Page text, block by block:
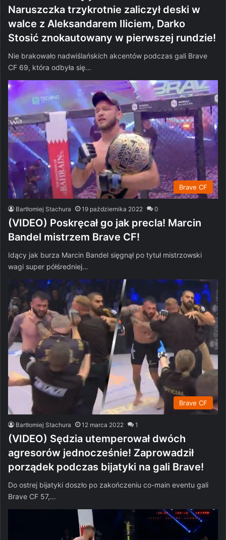
Naruszczka trzykrotnie zaliczył deski w
walce z Aleksandarem Iliciem, Darko
Stosić znokautowany w pierwszej rundzie!
Nie brakowało nadwiślańskich akcentów podczas gali Brave
CF 69, która odbyła się…
Brave CF
Bartłomiej Stachura 19 października 2022 0
(VIDEO) Poskręcał go jak precla! Marcin
Bandel mistrzem Brave CF!
Idący jak burza Marcin Bandel sięgnął po tytuł mistrzowski
wagi super półśredniej…
Brave CF
Bartłomiej Stachura 12 marca 2022 1
(VIDEO) Sędzia utemperował dwóch
agresorów jednocześnie! Zaprowadził
porządek podczas bijatyki na gali Brave!
Do ostrej bijatyki doszło po zakończeniu co-main eventu gali
Brave CF 57,…